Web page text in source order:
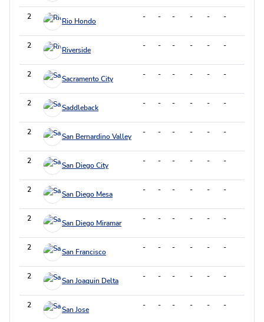
2 Rio Hondo - - - - - -
2 Riverside - - - - - -
2 Sacramento City - - - - - -
2 Saddleback - - - - - -
2 San Bernardino Valley - - - - - -
2 San Diego City - - - - - -
2 San Diego Mesa - - - - - -
2 San Diego Miramar - - - - - -
2 San Francisco - - - - - -
2 San Joaquin Delta - - - - - -
2 San Jose - - - - - -